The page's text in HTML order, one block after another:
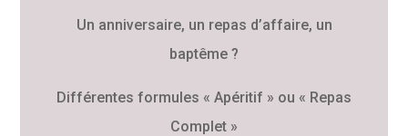
Un anniversaire, un repas d’affaire, un
baptême ?
Différentes formules « Apéritif » ou « Repas
Complet »